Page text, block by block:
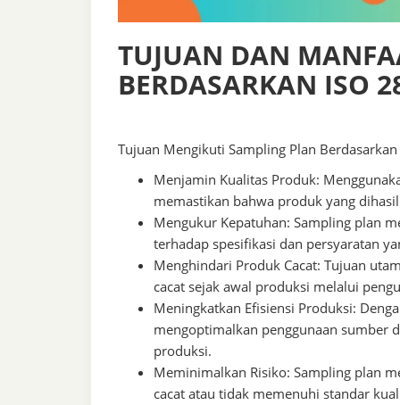
TUJUAN DAN
BERDASARKAN ISO
Tujuan Mengikuti Sampling Plan
Menjamin Kualitas Produk:
memastikan bahwa produk yang
Mengukur Kepatuhan: Sampling plan
terhadap spesifikasi dan persyaratan
Menghindari Produk Cacat: Tujuan
cacat sejak awal produksi melalui
Meningkatkan Efisiensi Produksi:
mengoptimalkan penggunaan sumber
produksi.
Meminimalkan Risiko: Sampling plan
cacat atau tidak memenuhi standar